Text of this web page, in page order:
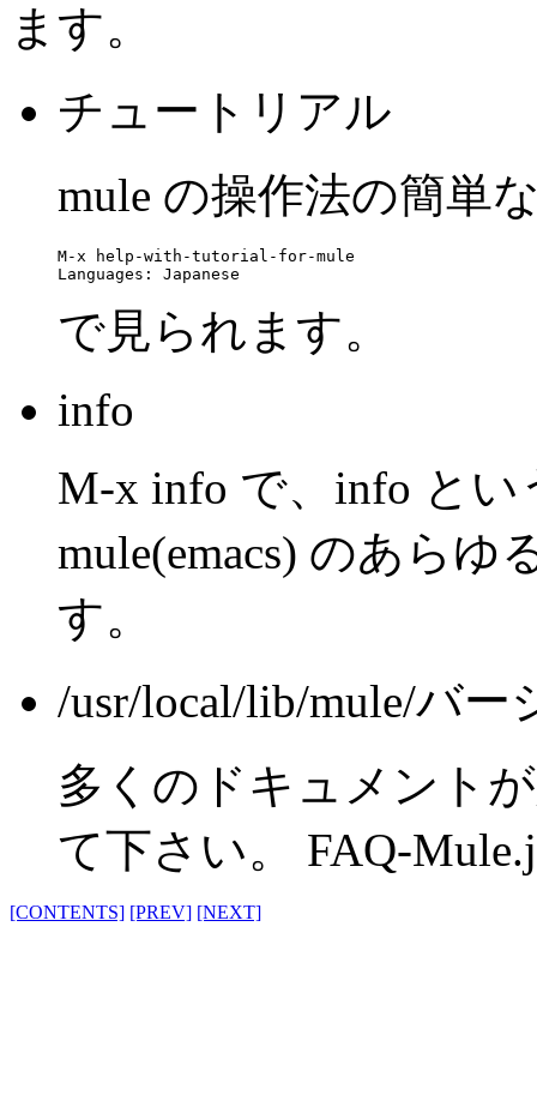
ます。
チュートリアル
mule の操作法の簡単
M-x help-with-tutorial-for-mule
で見られます。
info
M-x info で、info と
mule(emacs) のあら
す。
/usr/local/lib/mule/バー
多くのドキュメント
て下さい。 FAQ-
[CONTENTS] [PREV] [NEXT]